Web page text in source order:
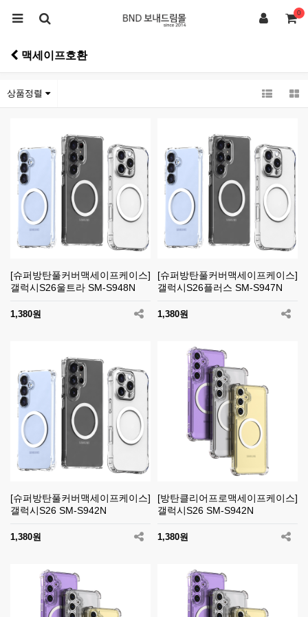
0
맥세이프호환
상품정렬
[슈퍼방탄풀커버맥세이프케이스]
갤럭시S26울트라 SM-S948N
1,380원
[슈퍼방탄풀커버맥세이프케이스]
갤럭시S26플러스 SM-S947N
1,380원
[슈퍼방탄풀커버맥세이프케이스]
갤럭시S26 SM-S942N
1,380원
[방탄클리어프로맥세이프케이스]
갤럭시S26 SM-S942N
1,380원